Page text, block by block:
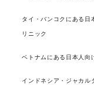
タイ・バンコクにある日
リニック
ベトナムにある日本人向
インドネシア・ジャカル